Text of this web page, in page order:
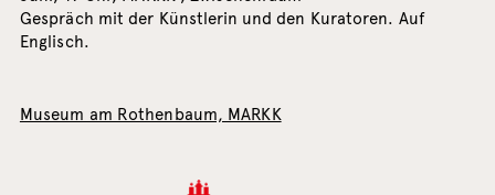
Gespräch mit der Künstlerin und den Kuratoren. Auf
Englisch.
Museum am Rothenbaum, MARKK